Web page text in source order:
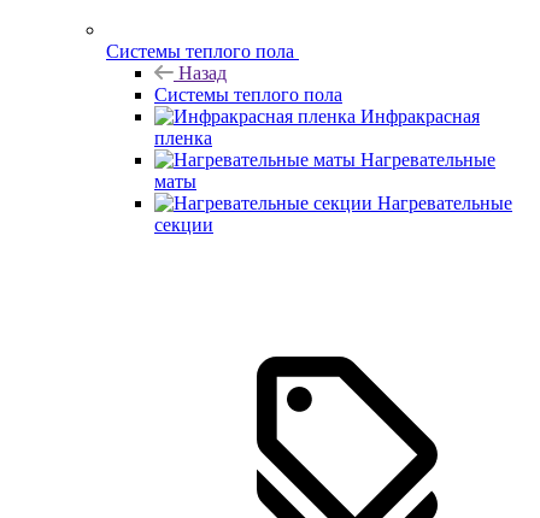
Системы теплого пола
Назад
Системы теплого пола
Инфракрасная
пленка
Нагревательные
маты
Нагревательные
секции